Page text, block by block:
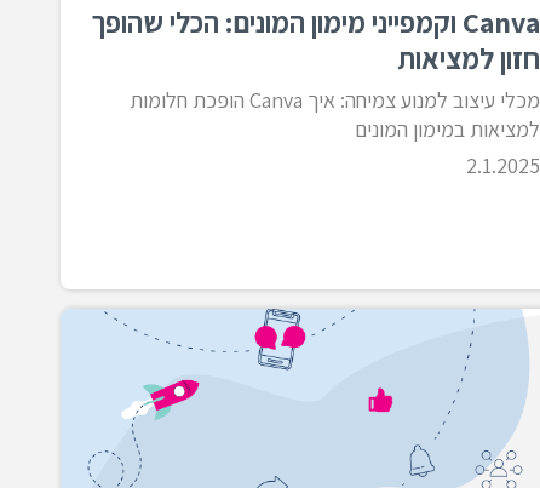
Canva וקמפייני מימון המונים: הכלי שהופך
חזון למציאות
מכלי עיצוב למנוע צמיחה: איך Canva הופכת חלומות
למציאות במימון המונים
2.1.2025